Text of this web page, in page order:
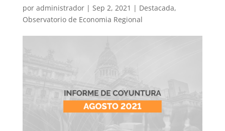
por administrador| Sep 2, 2021 | Destacada,
Observatorio de Economia Regional